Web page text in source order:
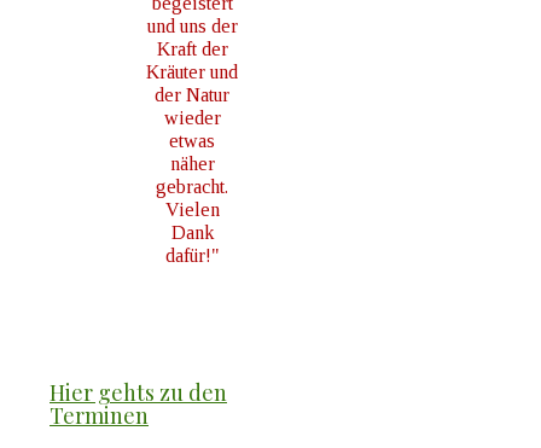
und uns der
Kraft der
Kräuter und
der Natur
wieder
etwas
näher
gebracht.
Vielen
Dank
dafür!"
Hier gehts zu den
Terminen